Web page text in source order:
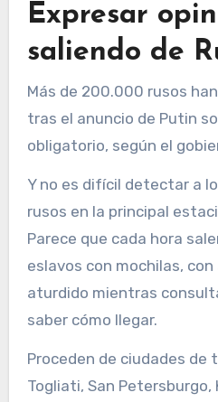
Expresar
saliendo de
Más de 200.000 rusos
tras el anuncio de Putin
obligatorio, según el
Y no es difícil detectar a
rusos en la principal
Parece que cada hora
eslavos con mochilas,
aturdido mientras
saber cómo llegar.
Proceden de ciudades de
Togliati, San Petersburgo,